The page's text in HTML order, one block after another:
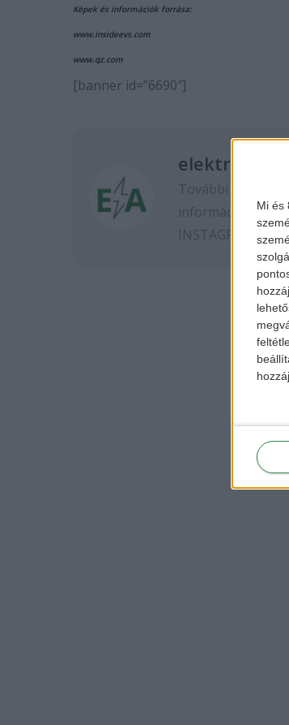
Mi és
Képek és információk forrása:
www.insideevs.com
www.qz.com
[banner id=”6690″]
elektromos-
További
információkért
INSTAGRAM